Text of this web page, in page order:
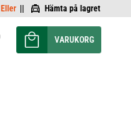
Eller || Hämta på lagret
Favoriter
Kundvagn